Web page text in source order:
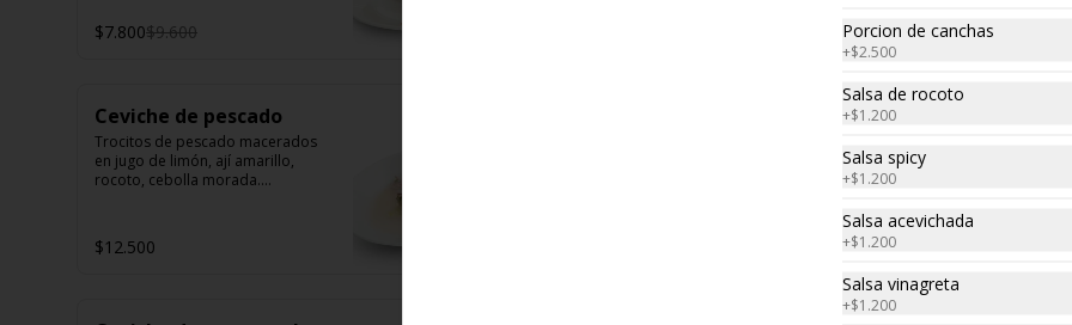
$7.800$9.600
Ceviche de pescado
Trocitos de pescado macerados
en jugo de limón, ají amarillo,
rocoto, cebolla morada.
$12.500
Porcion de canchas
+$2.500
Salsa de rocoto
+$1.200
Salsa spicy
+$1.200
Salsa acevichada
+$1.200
Salsa vinagreta
+$1.200